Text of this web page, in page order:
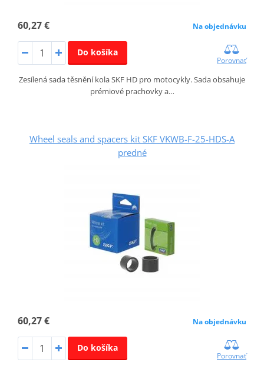
60,27 € Na objednávku
Do košíka
Porovnať
Zesílená sada těsnění kola SKF HD pro motocykly. Sada obsahuje
prémiové prachovky a…
Wheel seals and spacers kit SKF VKWB-F-25-HDS-A
predné
60,27 € Na objednávku
Do košíka
Porovnať